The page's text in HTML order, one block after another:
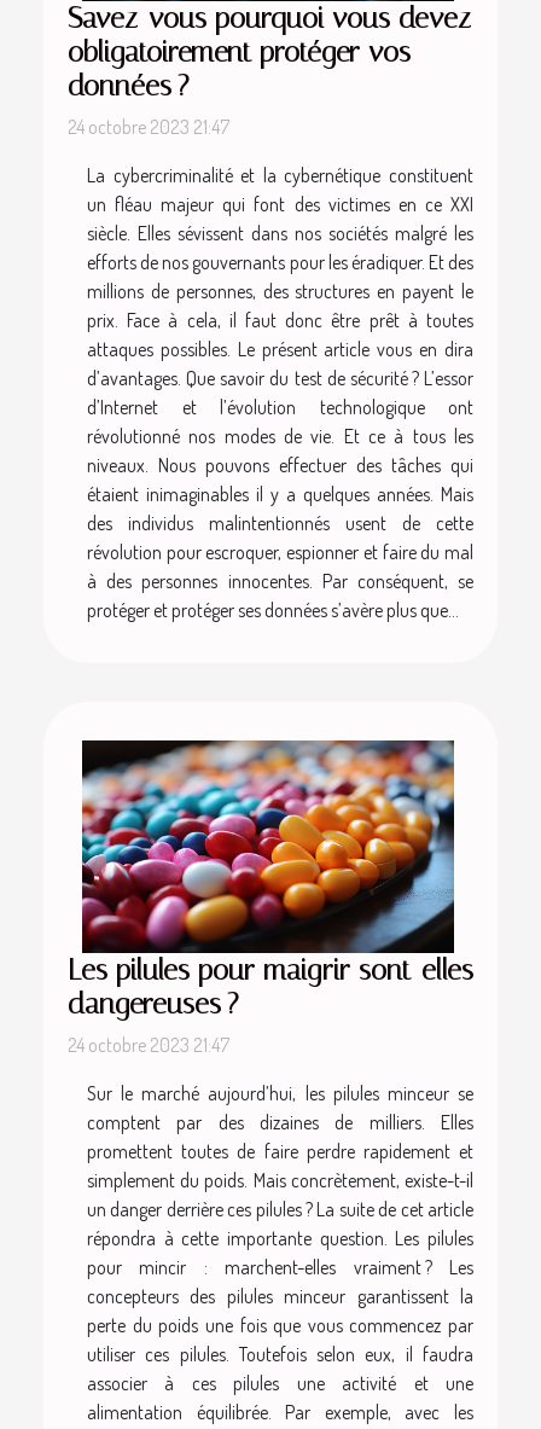
Savez-vous pourquoi vous devez
obligatoirement protéger vos
données ?
24 octobre 2023 21:47
La cybercriminalité et la cybernétique constituent
un fléau majeur qui font des victimes en ce XXI
siècle. Elles sévissent dans nos sociétés malgré les
efforts de nos gouvernants pour les éradiquer. Et des
millions de personnes, des structures en payent le
prix. Face à cela, il faut donc être prêt à toutes
attaques possibles. Le présent article vous en dira
d’avantages. Que savoir du test de sécurité ? L’essor
d’Internet et l’évolution technologique ont
révolutionné nos modes de vie. Et ce à tous les
niveaux. Nous pouvons effectuer des tâches qui
étaient inimaginables il y a quelques années. Mais
des individus malintentionnés usent de cette
révolution pour escroquer, espionner et faire du mal
à des personnes innocentes. Par conséquent, se
protéger et protéger ses données s’avère plus que...
Les pilules pour maigrir sont-elles
dangereuses ?
24 octobre 2023 21:47
Sur le marché aujourd’hui, les pilules minceur se
comptent par des dizaines de milliers. Elles
promettent toutes de faire perdre rapidement et
simplement du poids. Mais concrètement, existe-t-il
un danger derrière ces pilules ? La suite de cet article
répondra à cette importante question. Les pilules
pour mincir : marchent-elles vraiment ? Les
concepteurs des pilules minceur garantissent la
perte du poids une fois que vous commencez par
utiliser ces pilules. Toutefois selon eux, il faudra
associer à ces pilules une activité et une
alimentation équilibrée. Par exemple, avec les